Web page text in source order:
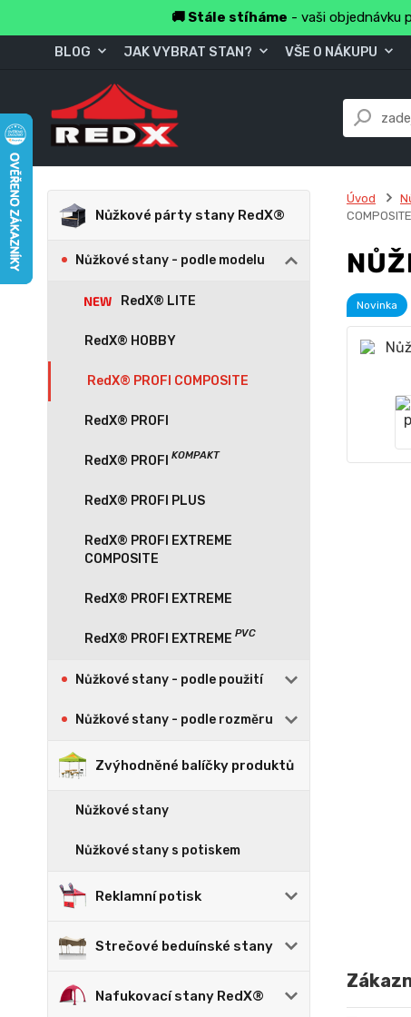
🚚 Stále stíháme - vaši objednávku
BLOG JAK VYBRAT STAN? VŠE O NÁKUPU
Nůžkové párty stany RedX®
Nůžkové stany - podle modelu
RedX® LITE
RedX® HOBBY
RedX® PROFI COMPOSITE
RedX® PROFI
RedX® PROFI PLUS
RedX® PROFI EXTREME
COMPOSITE
RedX® PROFI EXTREME
Nůžkové stany - podle použití
Nůžkové stany - podle rozměru
Zvýhodněné balíčky produktů
Nůžkové stany
Nůžkové stany s potiskem
Reklamní potisk
Strečové beduínské stany
Nafukovací stany RedX®
Úvod
Novinka